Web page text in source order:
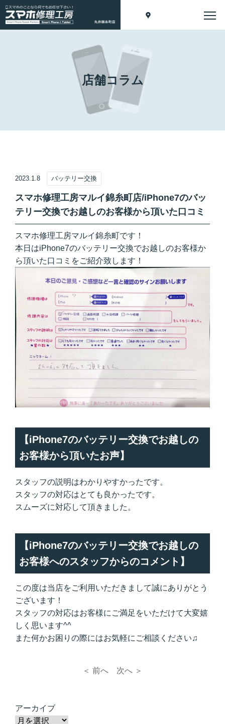
店舗コラム
2023.1.8 バッテリー交換
スマホ修理工房マルイ錦糸町店/iPhone7のバッ
テリー交換でお越しのお客様から頂いた口コミ
スマホ修理工房マルイ錦糸町です！
本日はiPhone7のバッテリー交換でお越しのお客様か
ら頂いた口コミをご紹介致します！
【iPhone7のバッテリー交換でお越しの
お客様から頂いたお声】
スタッフの説明はわかりやすかったです。
スタッフの対応はとても良かったです。
スムーズに対応して頂きました。
【iPhone7のバッテリー交換でお越しの
お客様へのスタッフからのコメント】
この度は当店をご利用いただきまして誠にありがとう
ございます！
スタッフの対応はお客様にご満足をいただけて大変嬉
しく思います^^
また何かお困りの際にはお気軽にご相談ください♫
＜ 前へ 次へ ＞
アーカイブ